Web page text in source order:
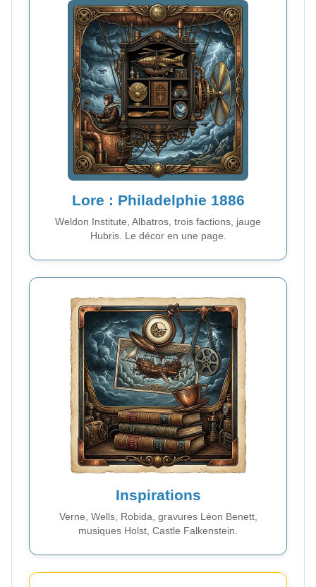
Lore : Philadelphie 1886
Weldon Institute, Albatros, trois factions, jauge
Hubris. Le décor en une page.
Inspirations
Verne, Wells, Robida, gravures Léon Benett,
musiques Holst, Castle Falkenstein.